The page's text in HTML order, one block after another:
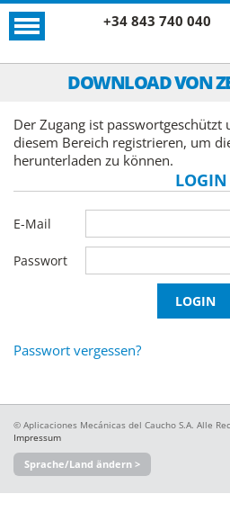
+34 843 740 040
DOWNLOAD VON
Der Zugang ist passwortgeschützt
diesem Bereich registrieren, um
herunterladen zu können.
LOGIN
E-Mail
Passwort
Passwort vergessen?
© Aplicaciones Mecánicas del Caucho S.A. Alle
Impressum
Sprache/Land ändern >